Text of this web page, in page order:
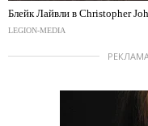
Блейк Лайвли в Christopher
LEGION-MEDIA